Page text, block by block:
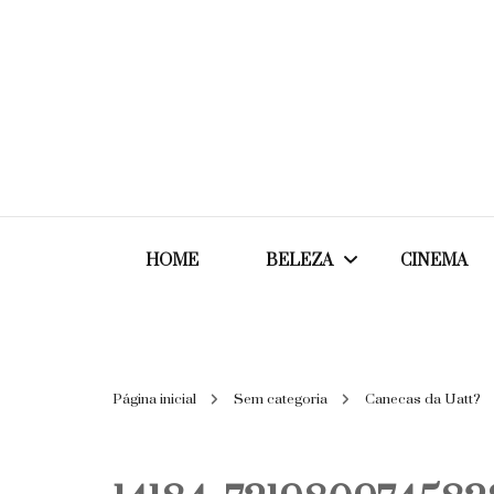
HOME BELEZA
Cosméticos
CINEMA
Página inicial Sem categoria Canecas da Uatt?